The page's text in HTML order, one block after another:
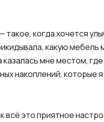
когда хочется
какую
мне местом,
накоплений, которые
всё это приятное